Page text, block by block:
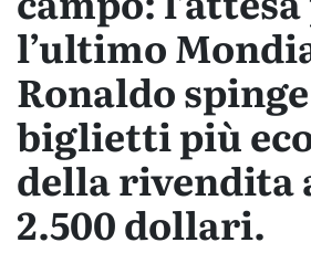
l’ultimo
Ronaldo
biglietti più
della rivendita
2.500 dollari.